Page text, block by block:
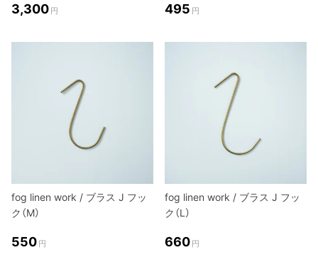
3,300 円 495 円
fog linen work / ブラス J フッ
ク（M）
550 円
fog linen work / ブラス J フッ
ク（L）
660 円